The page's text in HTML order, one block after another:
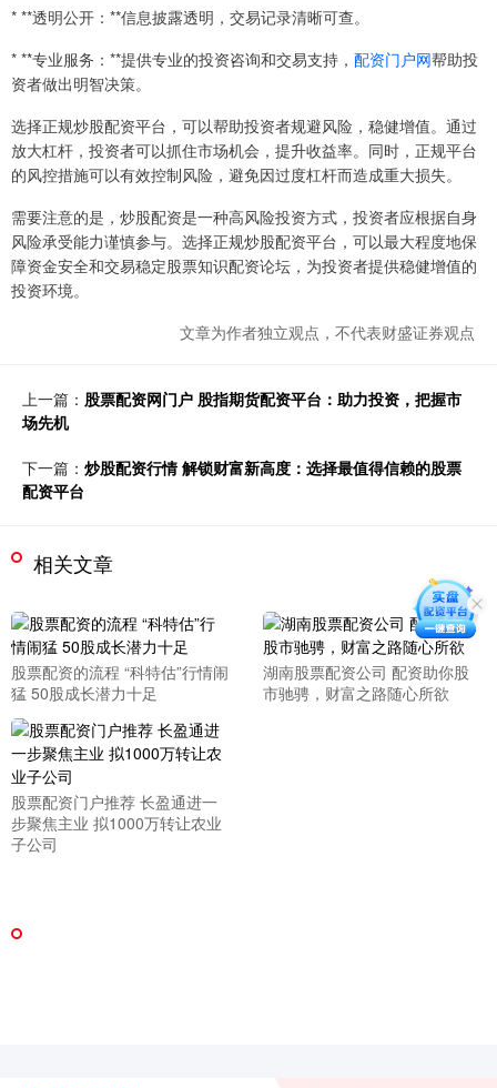
* **透明公开：**信息披露透明，交易记录清晰可查。
* **专业服务：**提供专业的投资咨询和交易支持， 配资门户网帮助投
资者做出明智决策。
选择正规炒股配资平台，可以帮助投资者规避风险，稳健增值。通过
放大杠杆，投资者可以抓住市场机会，提升收益率。同时，正规平台
的风控措施可以有效控制风险，避免因过度杠杆而造成重大损失。
需要注意的是，炒股配资是一种高风险投资方式，投资者应根据自身
风险承受能力谨慎参与。选择正规炒股配资平台，可以最大程度地保
障资金安全和交易稳定股票知识配资论坛，为投资者提供稳健增值的
投资环境。
文章为作者独立观点，不代表财盛证券观点
上一篇： 股票配资网门户 股指期货配资平台：助力投资，把握市
场先机
下一篇： 炒股配资行情 解锁财富新高度：选择最值得信赖的股票
配资平台
相关文章
股票配资的流程 “科特估”行情闹
猛 50股成长潜力十足
湖南股票配资公司 配资助你股
市驰骋，财富之路随心所欲
股票配资门户推荐 长盈通进一
步聚焦主业 拟1000万转让农业
子公司